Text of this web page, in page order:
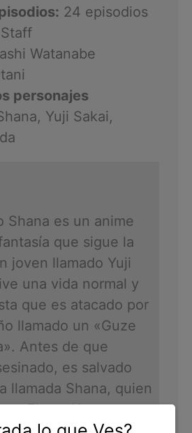
24 episodios
Watanabe
personajes
Yuji Sakai,
Shana es un anime
que sigue la
joven llamado Yuji
una vida normal y
que es atacado por
llamado un «Guze
Antes de que
es salvado
llamada Shana, quien
«Flame Haze», un